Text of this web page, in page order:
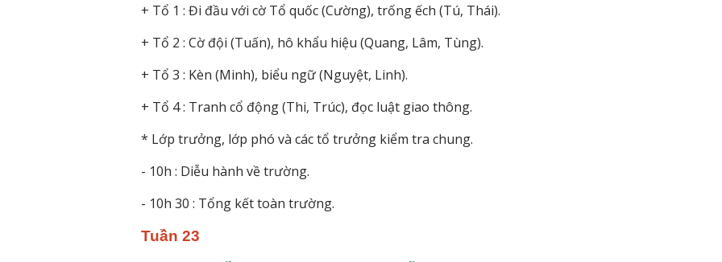
+ Tổ 1 : Đi đầu với cờ Tổ quốc (Cường), trống ếch (Tú, Thái).
+ Tổ 2 : Cờ đội (Tuấn), hô khẩu hiệu (Quang, Lâm, Tùng).
+ Tổ 3 : Kèn (Minh), biểu ngữ (Nguyệt, Linh).
+ Tổ 4 : Tranh cổ động (Thi, Trúc), đọc luật giao thông.
* Lớp trưởng, lớp phó và các tổ trưởng kiểm tra chung.
- 10h : Diễu hành về trường.
- 10h 30 : Tổng kết toàn trường.
Tuần 23